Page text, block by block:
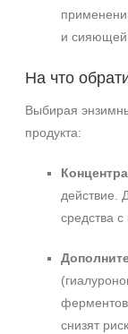
и сияющей.
На что
Выбирая
продукта:
действие.
средства с
снизят